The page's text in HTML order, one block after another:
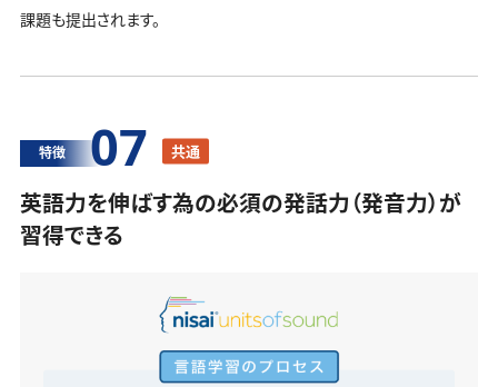
課題も提出されます。
特徴 07 共通
英語力を伸ばす為の必須の発話力（発音力）が
習得できる